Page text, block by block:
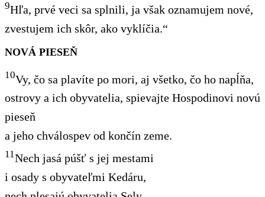
9Hľa, prvé veci sa splnili, ja však oznamujem nové,
zvestujem ich skôr, ako vyklíčia.“
NOVÁ PIESEŇ
10Vy, čo sa plavíte po mori, aj všetko, čo ho napĺňa,
ostrovy a ich obyvatelia, spievajte Hospodinovi novú
pieseň
a jeho chválospev od končín zeme.
11Nech jasá púšť s jej mestami
i osady s obyvateľmi Kedáru,